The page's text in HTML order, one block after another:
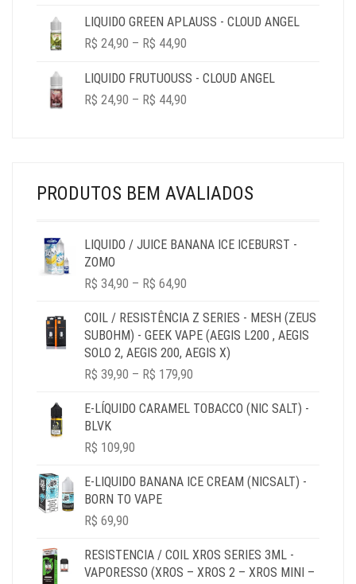
LIQUIDO GREEN APLAUSS - CLOUD ANGEL
R$ 24,90 – R$ 44,90
R$ 24,90
LIQUIDO FRUTUOUSS - CLOUD ANGEL
R$ 24,90 – R$ 44,90
PRODUTOS BEM AVALIADOS
LIQUIDO / JUICE BANANA ICE ICEBURST -
ZOMO
R$ 34,90 – R$ 64,90
R$ 34,90
THROUGH
R$ 64,90
COIL / RESISTÊNCIA Z SERIES - MESH (ZEUS
SUBOHM) - GEEK VAPE (AEGIS L200 , AEGIS
SOLO 2, AEGIS 200, AEGIS X)
R$ 39,90 – R$ 179,90
R$ 39,90
E-LÍQUIDO CARAMEL TOBACCO (NIC SALT) -
BLVK
R$ 109,90
E-LIQUIDO BANANA ICE CREAM (NICSALT) -
BORN TO VAPE
R$ 69,90
RESISTENCIA / COIL XROS SERIES 3ML -
VAPORESSO (XROS – XROS 2 – XROS MINI –